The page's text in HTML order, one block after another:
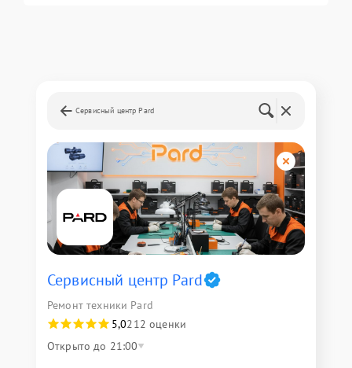
Сервисный центр Pard
Сервисный центр Pard
Ремонт техники Pard
5,0212 оценки
Открыто до 21:00